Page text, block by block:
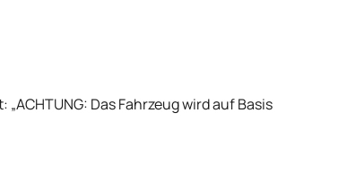
Das Fahrzeug wird auf Basis